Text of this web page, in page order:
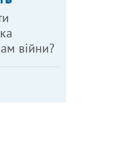
війни?